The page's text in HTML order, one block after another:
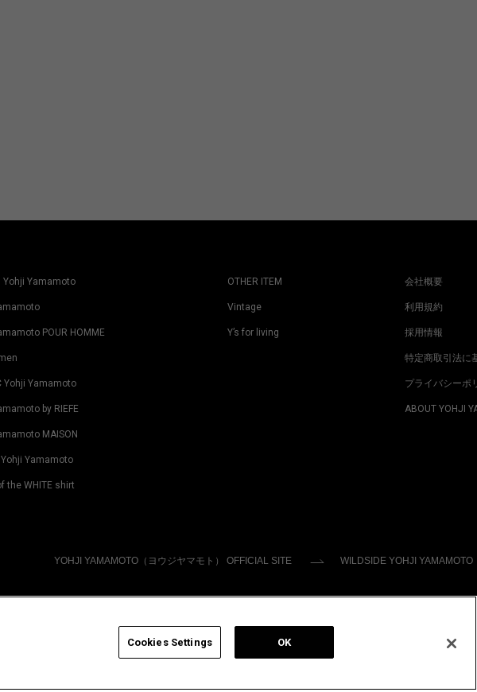
Yohji Yamamoto
POUR HOMME
Yohji Yamamoto
by RIEFE
MAISON
Yohji Yamamoto
the WHITE shirt
OTHER ITEM
Vintage
Y’s for living
会社概要
利用規約
採用情報
特定商取引法に
プライバシーポ
ABOUT YOHJI
YOHJI YAMAMOTO（ヨウジヤマモト） OFFICIAL SITE WILDSIDE YOHJI YAMAMOTO
Cookies Settings OK